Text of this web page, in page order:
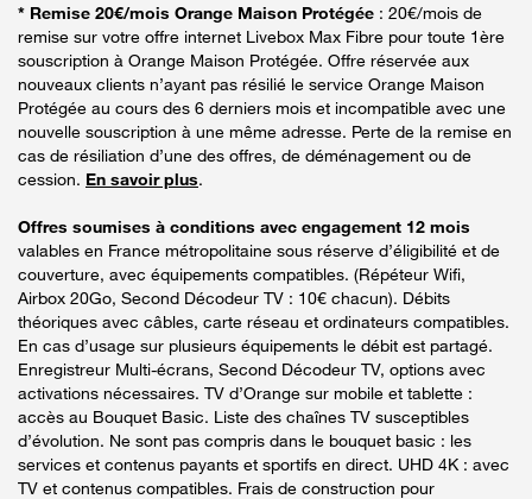
* Remise 20€/mois Orange Maison Protégée : 20€/mois de
remise sur votre offre internet Livebox Max Fibre pour toute 1ère
souscription à Orange Maison Protégée. Offre réservée aux
nouveaux clients n’ayant pas résilié le service Orange Maison
Protégée au cours des 6 derniers mois et incompatible avec une
nouvelle souscription à une même adresse. Perte de la remise en
cas de résiliation d’une des offres, de déménagement ou de
cession. En savoir plus.
Offres soumises à conditions avec engagement 12 mois
valables en France métropolitaine sous réserve d’éligibilité et de
couverture, avec équipements compatibles. (Répéteur Wifi,
Airbox 20Go, Second Décodeur TV : 10€ chacun). Débits
théoriques avec câbles, carte réseau et ordinateurs compatibles.
En cas d’usage sur plusieurs équipements le débit est partagé.
Enregistreur Multi-écrans, Second Décodeur TV, options avec
activations nécessaires. TV d’Orange sur mobile et tablette :
accès au Bouquet Basic. Liste des chaînes TV susceptibles
d’évolution. Ne sont pas compris dans le bouquet basic : les
services et contenus payants et sportifs en direct. UHD 4K : avec
TV et contenus compatibles. Frais de construction pour